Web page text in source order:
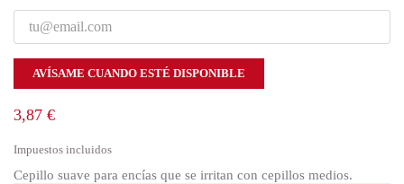
AVÍSAME CUANDO ESTÉ DISPONIBLE
3,87 €
Impuestos incluidos
Cepillo suave para encías que se irritan con cepillos medios.